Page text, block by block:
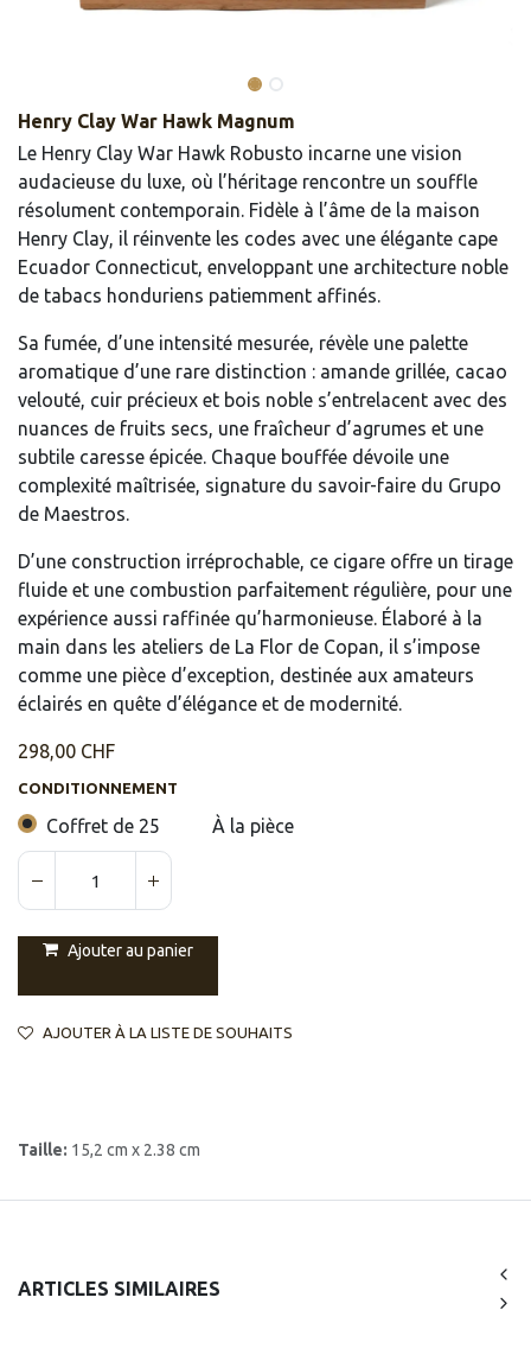
Henry Clay War Hawk Magnum
Le Henry Clay War Hawk Robusto incarne une vision
audacieuse du luxe, où l’héritage rencontre un souffle
résolument contemporain. Fidèle à l’âme de la maison
Henry Clay, il réinvente les codes avec une élégante cape
Ecuador Connecticut, enveloppant une architecture noble
de tabacs honduriens patiemment affinés.
Sa fumée, d’une intensité mesurée, révèle une palette
aromatique d’une rare distinction : amande grillée, cacao
velouté, cuir précieux et bois noble s’entrelacent avec des
nuances de fruits secs, une fraîcheur d’agrumes et une
subtile caresse épicée. Chaque bouffée dévoile une
complexité maîtrisée, signature du savoir-faire du Grupo
de Maestros.
D’une construction irréprochable, ce cigare offre un tirage
fluide et une combustion parfaitement régulière, pour une
expérience aussi raffinée qu’harmonieuse. Élaboré à la
main dans les ateliers de La Flor de Copan, il s’impose
comme une pièce d’exception, destinée aux amateurs
éclairés en quête d’élégance et de modernité.
298,00 CHF
CONDITIONNEMENT
Coffret de 25 À la pièce
Ajouter au panier
AJOUTER À LA LISTE DE SOUHAITS
Taille: 15,2 cm x 2.38 cm
ARTICLES SIMILAIRES